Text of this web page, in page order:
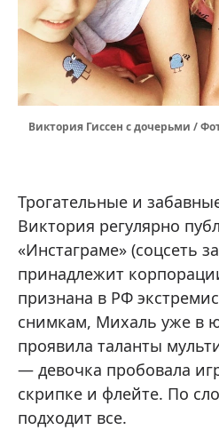
Виктория Гиссен с дочерьми /
Трогательные и
Виктория регулярно
«Инстаграме» (соцсеть
принадлежит
признана в РФ
снимкам, Михаль уже в
проявила таланты
— девочка пробовала
скрипке и флейте. По
подходит все.